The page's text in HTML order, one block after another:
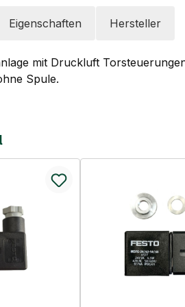
Eigenschaften Hersteller
mit Druckluft
Spule.